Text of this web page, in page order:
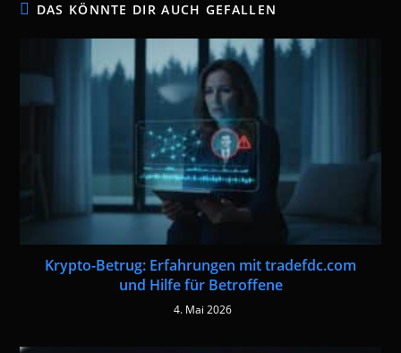
DAS KÖNNTE DIR AUCH GEFALLEN
Krypto-Betrug: Erfahrungen mit tradefdc.com
und Hilfe für Betroffene
4. Mai 2026